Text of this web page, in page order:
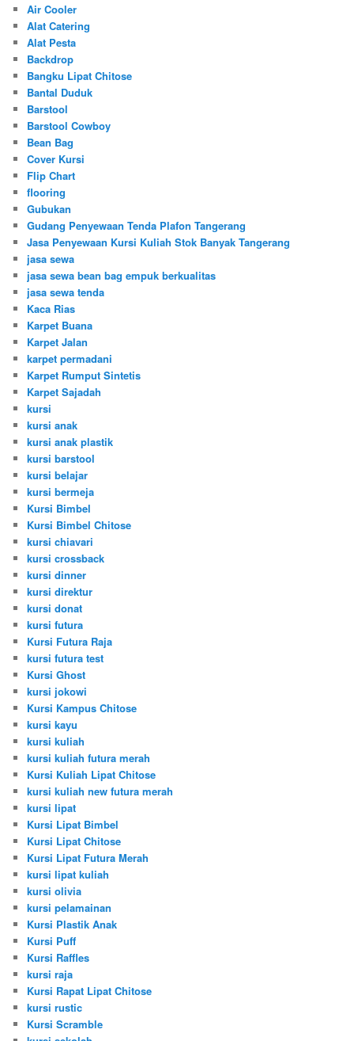
Air Cooler
Alat Catering
Alat Pesta
Backdrop
Bangku Lipat Chitose
Bantal Duduk
Barstool
Barstool Cowboy
Bean Bag
Cover Kursi
Flip Chart
flooring
Gubukan
Gudang Penyewaan Tenda Plafon Tangerang
Jasa Penyewaan Kursi Kuliah Stok Banyak Tangerang
jasa sewa
jasa sewa bean bag empuk berkualitas
jasa sewa tenda
Kaca Rias
Karpet Buana
Karpet Jalan
karpet permadani
Karpet Rumput Sintetis
Karpet Sajadah
kursi
kursi anak
kursi anak plastik
kursi barstool
kursi belajar
kursi bermeja
Kursi Bimbel
Kursi Bimbel Chitose
kursi chiavari
kursi crossback
kursi dinner
kursi direktur
kursi donat
kursi futura
Kursi Futura Raja
kursi futura test
Kursi Ghost
kursi jokowi
Kursi Kampus Chitose
kursi kayu
kursi kuliah
kursi kuliah futura merah
Kursi Kuliah Lipat Chitose
kursi kuliah new futura merah
kursi lipat
Kursi Lipat Bimbel
Kursi Lipat Chitose
Kursi Lipat Futura Merah
kursi lipat kuliah
kursi olivia
kursi pelamainan
Kursi Plastik Anak
Kursi Puff
Kursi Raffles
kursi raja
Kursi Rapat Lipat Chitose
kursi rustic
Kursi Scramble